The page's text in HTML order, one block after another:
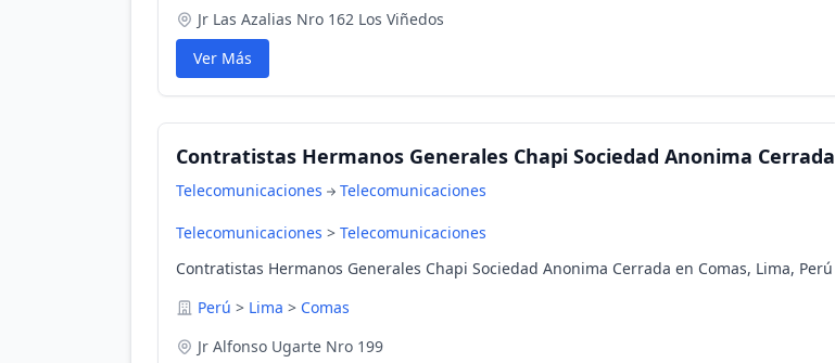
Jr Las Azalias Nro 162 Los Viñedos
Ver Más
Contratistas Hermanos Generales Chapi Sociedad Anonima Cerrada
Telecomunicaciones Telecomunicaciones
Telecomunicaciones > Telecomunicaciones
Contratistas Hermanos Generales Chapi Sociedad Anonima Cerrada en Comas, Lima, Perú
Perú > Lima > Comas
Jr Alfonso Ugarte Nro 199